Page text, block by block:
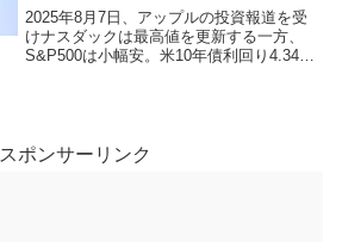
2025年8月7日、アップルの投資報道を受
けナスダックは最高値を更新する一方、
S&P500は小幅安。米10年債利回り4.34％
いた。
スポンサーリンク